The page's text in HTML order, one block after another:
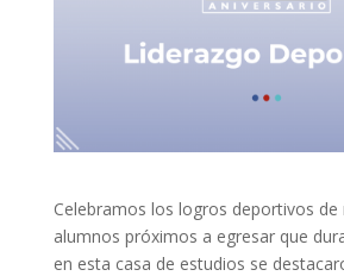
Celebramos los logros deportivos de
alumnos próximos a egresar que
en esta casa de estudios se